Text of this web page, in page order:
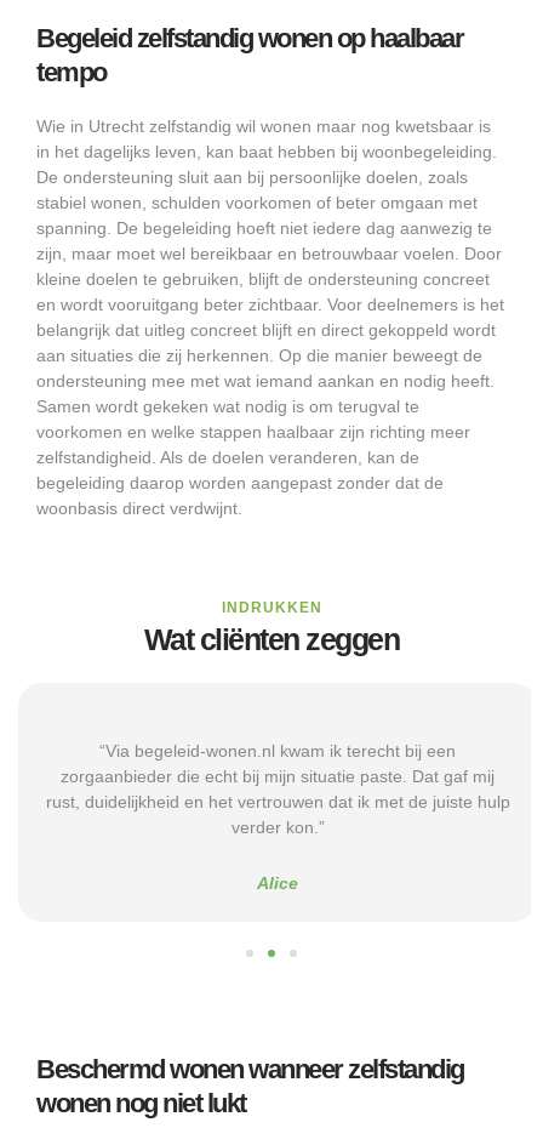
Begeleid zelfstandig wonen op haalbaar
tempo
Wie in Utrecht zelfstandig wil wonen maar nog kwetsbaar is
in het dagelijks leven, kan baat hebben bij woonbegeleiding.
De ondersteuning sluit aan bij persoonlijke doelen, zoals
stabiel wonen, schulden voorkomen of beter omgaan met
spanning. De begeleiding hoeft niet iedere dag aanwezig te
zijn, maar moet wel bereikbaar en betrouwbaar voelen. Door
kleine doelen te gebruiken, blijft de ondersteuning concreet
en wordt vooruitgang beter zichtbaar. Voor deelnemers is het
belangrijk dat uitleg concreet blijft en direct gekoppeld wordt
aan situaties die zij herkennen. Op die manier beweegt de
ondersteuning mee met wat iemand aankan en nodig heeft.
Samen wordt gekeken wat nodig is om terugval te
voorkomen en welke stappen haalbaar zijn richting meer
zelfstandigheid. Als de doelen veranderen, kan de
begeleiding daarop worden aangepast zonder dat de
woonbasis direct verdwijnt.
INDRUKKEN
Wat cliënten zeggen
“Via begeleid-wonen.nl kwam ik terecht bij een
zorgaanbieder die echt bij mijn situatie paste. Dat gaf mij
rust, duidelijkheid en het vertrouwen dat ik met de juiste hulp
verder kon.”
Alice
Beschermd wonen wanneer zelfstandig
wonen nog niet lukt